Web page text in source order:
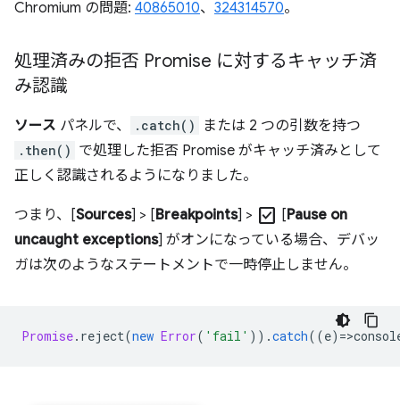
Chromium の問題: 40865010、 324314570。
処理済みの拒否 Promise に対するキャッチ済
み認識
ソース パネルで、 .catch() または 2 つの引数を持つ
.then() で処理した拒否 Promise がキャッチ済みとして
正しく認識されるようになりました。
つまり、[Sources] > [Breakpoints] > check_box [Pause on
uncaught exceptions] がオンになっている場合、デバッ
ガは次のようなステートメントで一時停止しません。
Promise. reject(new Error( 'fail' )).catch((e) =>